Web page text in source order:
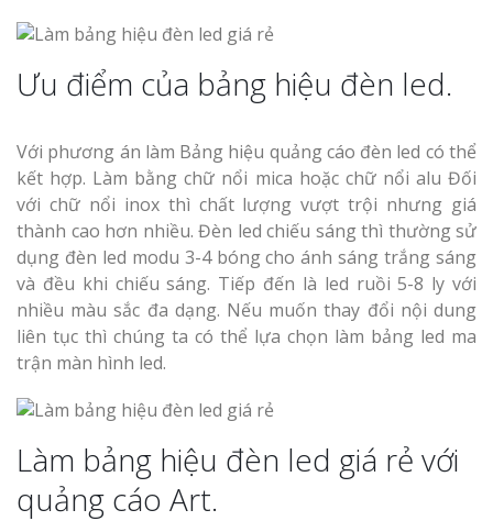
Ưu điểm của bảng hiệu đèn led.
Với phương án làm Bảng hiệu quảng cáo đèn led có thể
kết hợp. Làm bằng chữ nổi mica hoặc chữ nổi alu Đối
với chữ nổi inox thì chất lượng vượt trội nhưng giá
thành cao hơn nhiều. Đèn led chiếu sáng thì thường sử
dụng đèn led modu 3-4 bóng cho ánh sáng trắng sáng
và đều khi chiếu sáng. Tiếp đến là led ruồi 5-8 ly với
nhiều màu sắc đa dạng. Nếu muốn thay đổi nội dung
liên tục thì chúng ta có thể lựa chọn làm bảng led ma
trận màn hình led.
Làm bảng hiệu đèn led giá rẻ với
quảng cáo Art.